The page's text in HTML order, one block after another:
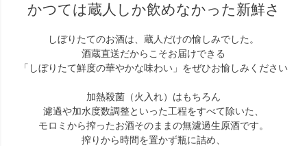
かつては蔵人しか飲めなかった新鮮さ
しぼりたてのお酒は、蔵人だけの愉しみでした。
酒蔵直送だからこそお届けできる
「しぼりたて鮮度の華やかな味わい」をぜひお愉しみください
加熱殺菌（火入れ）はもちろん
濾過や加水度数調整といった工程をすべて除いた、
モロミから搾ったお酒そのままの無濾過生原酒です。
搾りから時間を置かず瓶に詰め、